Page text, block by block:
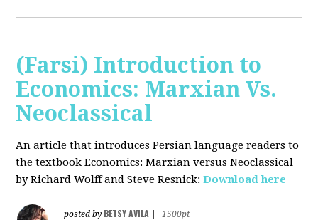
(Farsi) Introduction to
Economics: Marxian Vs.
Neoclassical
An article that introduces Persian language readers to
the textbook Economics: Marxian versus Neoclassical
by Richard Wolff and Steve Resnick:Download here
posted by BETSY AVILA
1500pt